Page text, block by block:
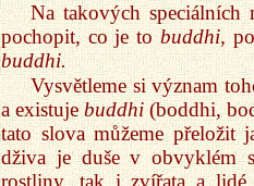
Na takových speciálních
pochopit, co je tobuddhi,
buddhi.
Vysvětleme si význam
a existujebuddhi (boddhi,
tato slova můžeme přeložit
dživa je duše v obvyklém